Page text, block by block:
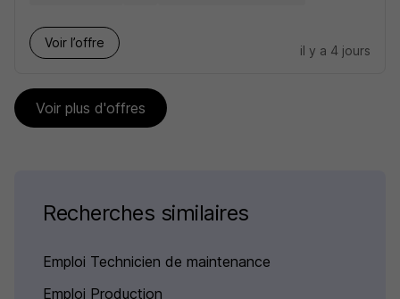
Voir l’offre
il y a 4 jours
Voir plus d'offres
Recherches similaires
Emploi Technicien de maintenance
Emploi Production